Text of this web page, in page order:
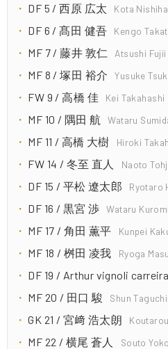
DF 5 / 西原 広太 Kota
DF 6 / 髙田 健吾 Kengo
MF 7 / 藤井 敦仁 Atsushi Fujii
MF 8 / 塚田 裕介 Yusuke
FW 9 / 高橋 佳 Kei Takahashi
MF 10 / 隅田 航 Wataru
MF 11 / 高橋 大樹 Hiroki
FW 14 / 冬至 直人 Naoto
DF 15 / 平松 遼太郎 Ryotaro
DF 16 / 黒宮 渉 Wataru
MF 17 / 角田 薫平 Kunpei
MF 18 / 桝田 凌我 Ryoga
DF 19 / Arthur vignoli carreira
MF 20 / 田口 駿
Shun Taguchi
GK 21 / 宮﨑 浩太朗
MF 22 / 横尾 蒼人 Souto